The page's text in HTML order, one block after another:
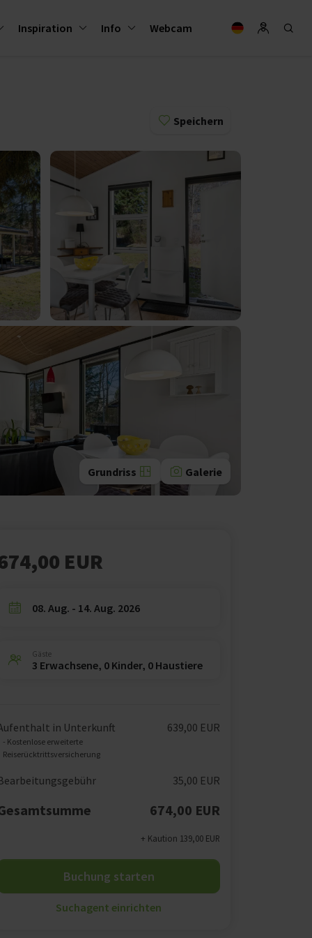
Inspiration Info Webcam
Speichern
Grundriss Galerie
EUR
08. Aug. - 14. Aug. 2026
Gäste
3 Erwachsene, 0 Kinder, 0 Haustiere
in Unterkunft
- Kostenlose erweiterte
Reiserücktrittsversicherung
639,00 EUR
35,00 EUR
674,00 EUR
+ Kaution 139,00 EUR
Buchung starten
Suchagent einrichten